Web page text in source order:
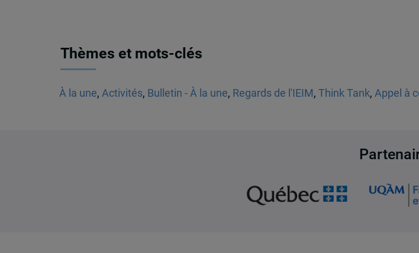
Thèmes et mots-clés
À la une, Activités, Bulletin - À la une, Regards de l'IEIM, Think Tank, Appel à